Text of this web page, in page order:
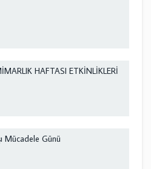
HAFTASI ETKİNLİKLERİ
Mücadele Günü